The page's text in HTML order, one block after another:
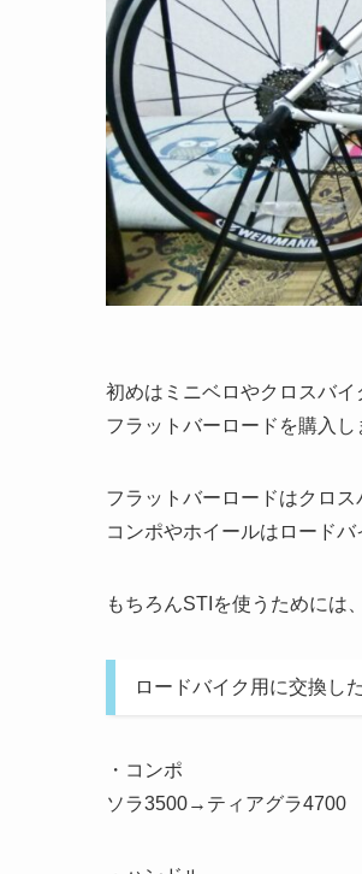
初めはミニベロやクロスバ
フラットバーロードを購入し
フラットバーロードはクロ
コンポやホイールはロードバ
もちろんSTIを使うためには
ロードバイク用に交換し
・コンポ
ソラ3500→ティアグラ4700